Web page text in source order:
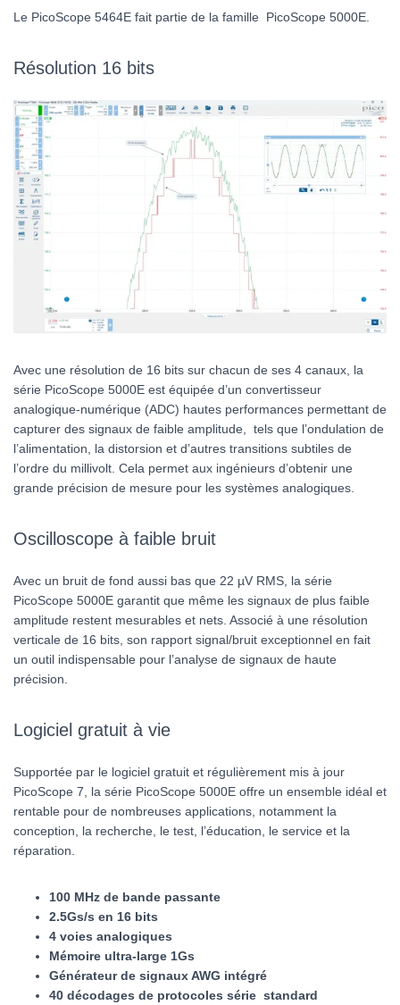
Le PicoScope 5464E fait partie de la famille PicoScope 5000E.
Résolution 16 bits
Avec une résolution de 16 bits sur chacun de ses 4 canaux, la
série PicoScope 5000E est équipée d’un convertisseur
analogique-numérique (ADC) hautes performances permettant de
capturer des signaux de faible amplitude, tels que l’ondulation de
l’alimentation, la distorsion et d’autres transitions subtiles de
l’ordre du millivolt. Cela permet aux ingénieurs d’obtenir une
grande précision de mesure pour les systèmes analogiques.
Oscilloscope à faible bruit
Avec un bruit de fond aussi bas que 22 µV RMS, la série
PicoScope 5000E garantit que même les signaux de plus faible
amplitude restent mesurables et nets. Associé à une résolution
verticale de 16 bits, son rapport signal/bruit exceptionnel en fait
un outil indispensable pour l’analyse de signaux de haute
précision.
Logiciel gratuit à vie
Supportée par le logiciel gratuit et régulièrement mis à jour
PicoScope 7, la série PicoScope 5000E offre un ensemble idéal et
rentable pour de nombreuses applications, notamment la
conception, la recherche, le test, l’éducation, le service et la
réparation.
100 MHz de bande passante
2.5Gs/s en 16 bits
4 voies analogiques
Mémoire ultra-large 1Gs
Générateur de signaux AWG intégré
40 décodages de protocoles série standard